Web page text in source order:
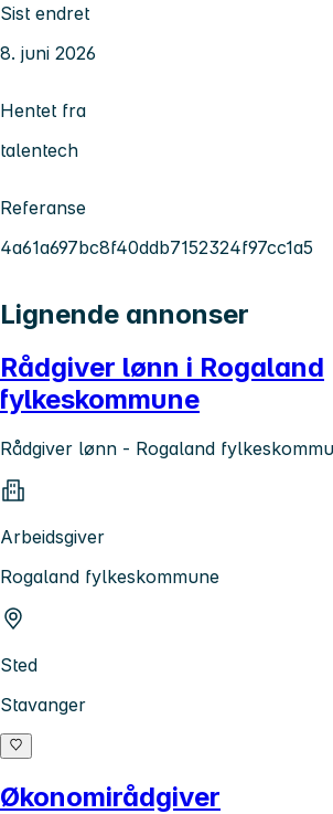
Sist endret
8. juni 2026
Hentet fra
talentech
Referanse
4a61a697bc8f40ddb7152324f97cc1a5
Lignende annonser
Rådgiver lønn i Rogaland
fylkeskommune
Rådgiver lønn - Rogaland
Arbeidsgiver
Rogaland fylkeskommune
Sted
Stavanger
Økonomirådgiver